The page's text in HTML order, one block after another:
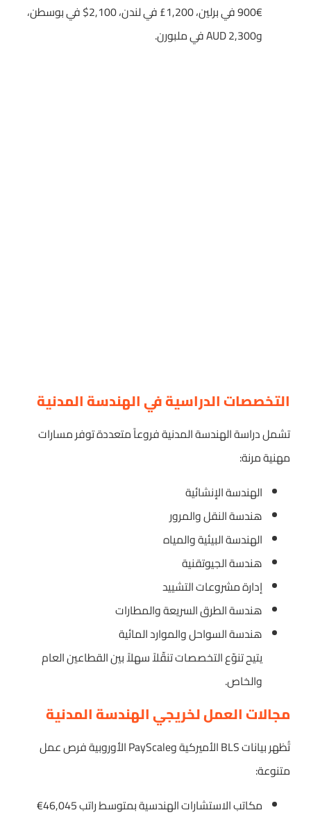
€900 في برلين، ‎£1,200 في لندن، ‎$2,100 في بوسطن،
و‎AUD 2,300 في ملبورن.
التخصصات الدراسية في الهندسة المدنية
تشمل دراسة الهندسة المدنية فروعاً متعددة توفر مسارات
مهنية مرنة:
الهندسة الإنشائية
هندسة النقل والمرور
الهندسة البيئية والمياه
هندسة الجيوتقنية
إدارة مشروعات التشييد
هندسة الطرق السريعة والمطارات
هندسة السواحل والموارد المائية
يتيح تنوّع التخصصات تنقّلاً سهلاً بين القطاعين العام
والخاص.
مجالات العمل لخريجي الهندسة المدنية
تُظهر بيانات BLS الأميركية وPayScale الأوروبية فرص عمل
متنوعة:
مكاتب الاستشارات الهندسية بمتوسط راتب ‎€46,045